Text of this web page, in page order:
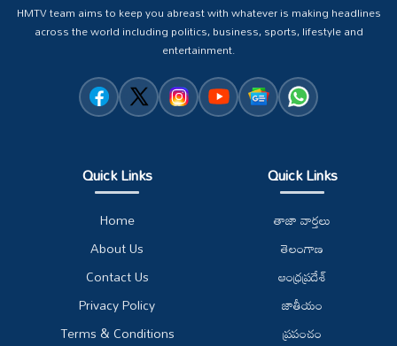
HMTV team aims to keep you abreast with whatever is making headlines
across the world including politics, business, sports, lifestyle and
entertainment.
Quick Links
Home
About Us
Contact Us
Privacy Policy
Terms & Conditions
Quick Links
తాజా వార్తలు
తెలంగాణ
ఆంధ్రప్రదేశ్
జాతీయం
ప్రపంచం